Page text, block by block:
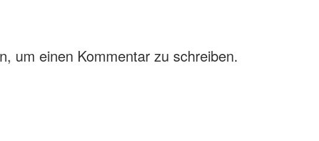
um einen Kommentar zu schreiben.